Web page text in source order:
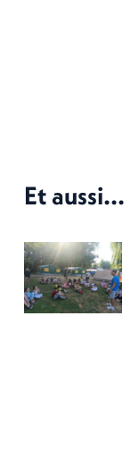
Et aussi...